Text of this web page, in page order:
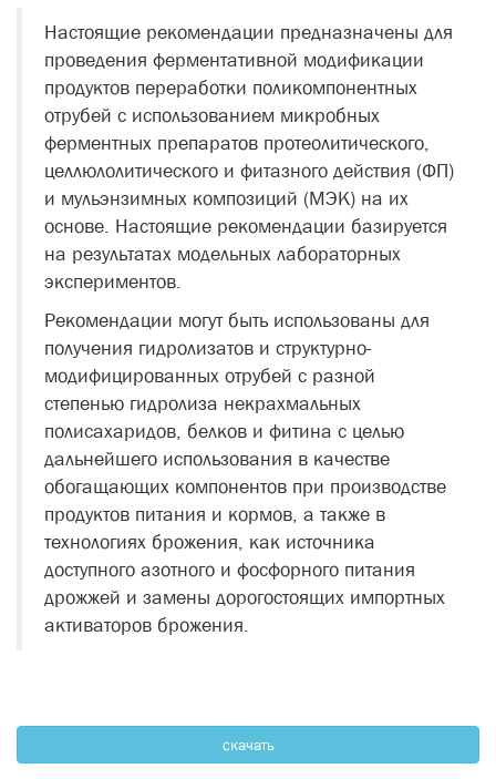
Настоящие рекомендации предназначены для
проведения ферментативной модификации
продуктов переработки поликомпонентных
отрубей с использованием микробных
ферментных препаратов протеолитического,
целлюлолитического и фитазного действия (ФП)
и мульэнзимных композиций (МЭК) на их
основе. Настоящие рекомендации базируется
на результатах модельных лабораторных
экспериментов.
Рекомендации могут быть использованы для
получения гидролизатов и структурно-
модифицированных отрубей с разной
степенью гидролиза некрахмальных
полисахаридов, белков и фитина с целью
дальнейшего использования в качестве
обогащающих компонентов при производстве
продуктов питания и кормов, а также в
технологиях брожения, как источника
доступного азотного и фосфорного питания
дрожжей и замены дорогостоящих импортных
активаторов брожения.
скачать